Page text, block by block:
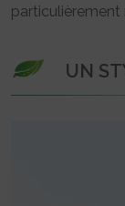
particulièrement
UN